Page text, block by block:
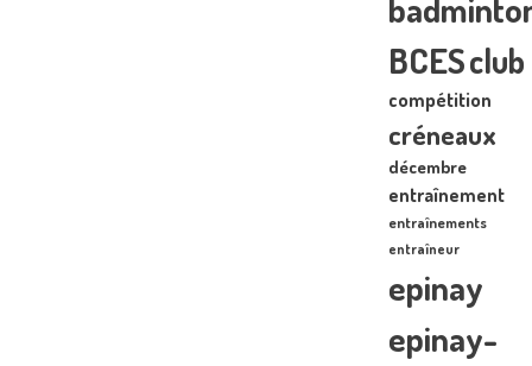
BCESclub
compétition
créneaux
décembre
entraînement
entraînements
entraîneur
epinay
epinay-